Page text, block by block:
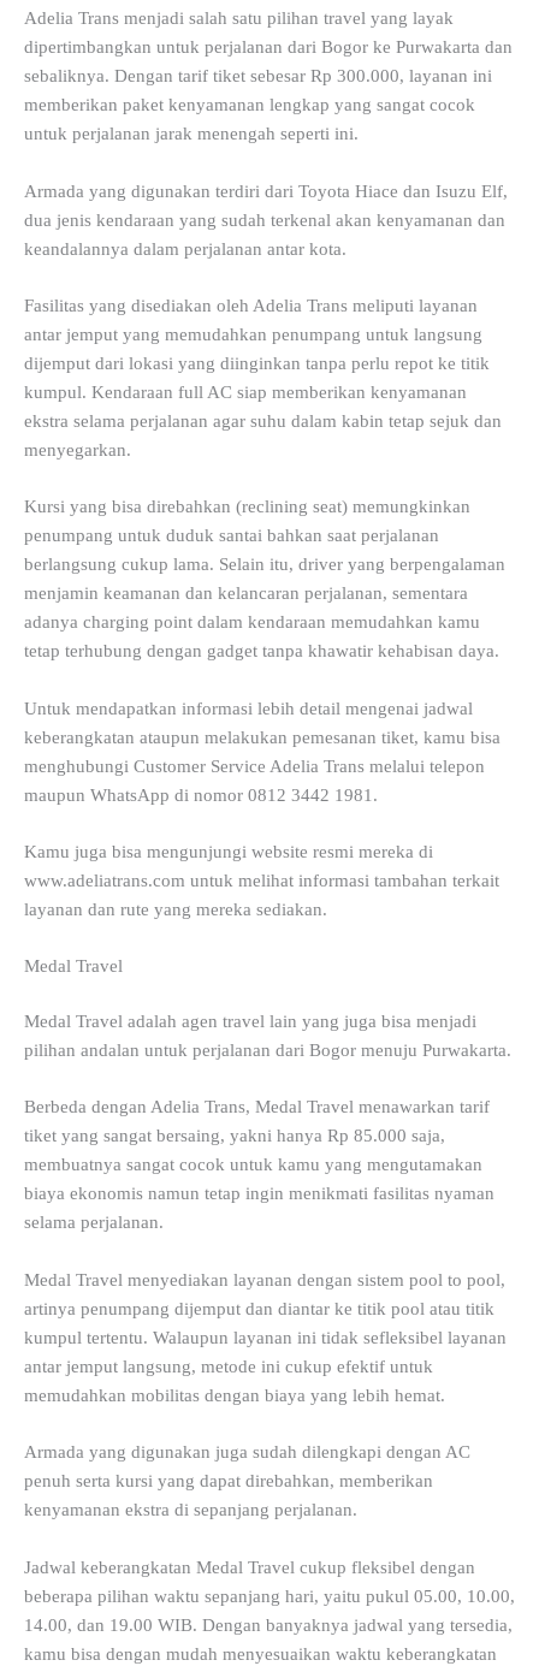
Adelia Trans menjadi salah satu pilihan travel yang layak
dipertimbangkan untuk perjalanan dari Bogor ke Purwakarta dan
sebaliknya. Dengan tarif tiket sebesar Rp 300.000, layanan ini
memberikan paket kenyamanan lengkap yang sangat cocok
untuk perjalanan jarak menengah seperti ini.
Armada yang digunakan terdiri dari Toyota Hiace dan Isuzu Elf,
dua jenis kendaraan yang sudah terkenal akan kenyamanan dan
keandalannya dalam perjalanan antar kota.
Fasilitas yang disediakan oleh Adelia Trans meliputi layanan
antar jemput yang memudahkan penumpang untuk langsung
dijemput dari lokasi yang diinginkan tanpa perlu repot ke titik
kumpul. Kendaraan full AC siap memberikan kenyamanan
ekstra selama perjalanan agar suhu dalam kabin tetap sejuk dan
menyegarkan.
Kursi yang bisa direbahkan (reclining seat) memungkinkan
penumpang untuk duduk santai bahkan saat perjalanan
berlangsung cukup lama. Selain itu, driver yang berpengalaman
menjamin keamanan dan kelancaran perjalanan, sementara
adanya charging point dalam kendaraan memudahkan kamu
tetap terhubung dengan gadget tanpa khawatir kehabisan daya.
Untuk mendapatkan informasi lebih detail mengenai jadwal
keberangkatan ataupun melakukan pemesanan tiket, kamu bisa
menghubungi Customer Service Adelia Trans melalui telepon
maupun WhatsApp di nomor 0812 3442 1981.
Kamu juga bisa mengunjungi website resmi mereka di
www.adeliatrans.com untuk melihat informasi tambahan terkait
layanan dan rute yang mereka sediakan.
Medal Travel
Medal Travel adalah agen travel lain yang juga bisa menjadi
pilihan andalan untuk perjalanan dari Bogor menuju Purwakarta.
Berbeda dengan Adelia Trans, Medal Travel menawarkan tarif
tiket yang sangat bersaing, yakni hanya Rp 85.000 saja,
membuatnya sangat cocok untuk kamu yang mengutamakan
biaya ekonomis namun tetap ingin menikmati fasilitas nyaman
selama perjalanan.
Medal Travel menyediakan layanan dengan sistem pool to pool,
artinya penumpang dijemput dan diantar ke titik pool atau titik
kumpul tertentu. Walaupun layanan ini tidak sefleksibel layanan
antar jemput langsung, metode ini cukup efektif untuk
memudahkan mobilitas dengan biaya yang lebih hemat.
Armada yang digunakan juga sudah dilengkapi dengan AC
penuh serta kursi yang dapat direbahkan, memberikan
kenyamanan ekstra di sepanjang perjalanan.
Jadwal keberangkatan Medal Travel cukup fleksibel dengan
beberapa pilihan waktu sepanjang hari, yaitu pukul 05.00, 10.00,
14.00, dan 19.00 WIB. Dengan banyaknya jadwal yang tersedia,
kamu bisa dengan mudah menyesuaikan waktu keberangkatan